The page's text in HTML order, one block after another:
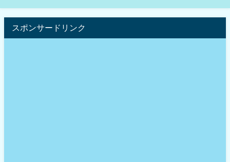
スポンサードリンク